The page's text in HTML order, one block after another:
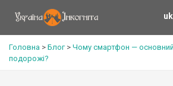
uk
Головна > Блог> Чому смартфон — основний
подорожі?